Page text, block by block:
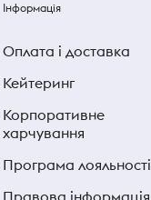
Інформація
Оплата і доставка
Кейтеринг
Корпоративне
харчування
Програма лояльності
Правова інформація